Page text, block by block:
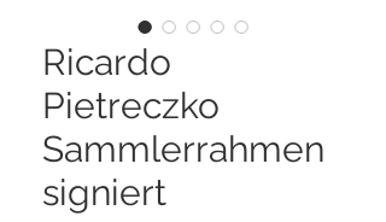
Ricardo
Pietreczko
Sammlerrahmen
signiert